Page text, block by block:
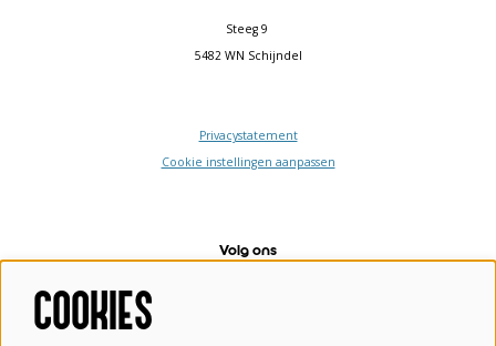
Steeg 9
5482 WN Schijndel
Privacystatement
Cookie instellingen aanpassen
Volg ons
COOKIES